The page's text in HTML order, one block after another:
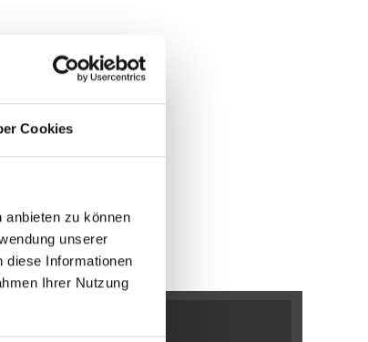
Cookies
anbieten zu können
unserer
diese Informationen
Ihrer Nutzung